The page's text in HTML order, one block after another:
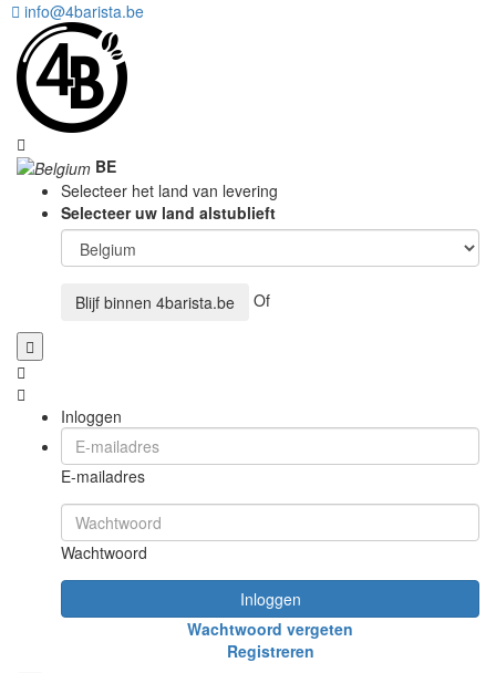
info@4barista.be
BE
Selecteer het land van levering
Selecteer uw land alstublieft
Blijf binnen 4barista.be Of
Inloggen
E-mailadres
Wachtwoord
Inloggen
Wachtwoord vergeten
Registreren